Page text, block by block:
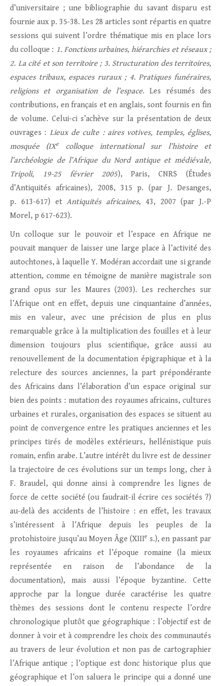
d’universitaire ; une bibliographie du savant disparu est
fournie aux p. 35-38. Les 28 articles sont répartis en quatre
sessions qui suivent l’ordre thématique mis en place lors
du colloque : 1. Fonctions urbaines, hiérarchies et réseaux ;
2. La cité et son territoire ; 3. Structuration des territoires,
espaces tribaux, espaces ruraux ; 4. Pratiques funéraires,
religions et organisation de l’espace. Les résumés des
contributions, en français et en anglais, sont fournis en fin
de volume. Celui-ci s’achève sur la présentation de deux
ouvrages : Lieux de culte : aires votives, temples, églises,
mosquée (IXe
colloque international sur l’histoire et
l’archéologie de l’Afrique du Nord antique et médiévale,
Tripoli, 19-25 février 2005), Paris, CNRS (Études
d’Antiquités africaines), 2008, 315 p. (par J. Desanges,
p. 613-617) etAntiquités africaines, 43, 2007 (par J.-P
Morel, p 617-623).
Un colloque sur le pouvoir et l’espace en Afrique ne
pouvait manquer de laisser une large place à l’activité des
autochtones, à laquelle Y. Modéran accordait une si grande
attention, comme en témoigne de manière magistrale son
grand opus sur les Maures (2003). Les recherches sur
l’Afrique ont en effet, depuis une cinquantaine d’années,
mis en valeur, avec une précision de plus en plus
remarquable grâce à la multiplication des fouilles et à leur
dimension toujours plus scientifique, grâce aussi au
renouvellement de la documentation épigraphique et à la
relecture des sources anciennes, la part prépondérante
des Africains dans l’élaboration d’un espace original sur
bien des points : mutation des royaumes africains, cultures
urbaines et rurales, organisation des espaces se situent au
point de convergence entre les pratiques anciennes et les
principes tirés de modèles extérieurs, hellénistique puis
romain, enfin arabe. L’autre intérêt du livre est de dessiner
la trajectoire de ces évolutions sur un temps long, cher à
F. Braudel, qui donne ainsi à comprendre les lignes de
force de cette société (ou faudrait-il écrire ces sociétés ?)
au-delà des accidents de l’histoire : en effet, les travaux
s’intéressent à l’Afrique depuis les peuples de la
protohistoire jusqu’au Moyen Âge (XIIIe s.), en passant par
les royaumes africains et l’époque romaine (la mieux
représentée en raison de l’abondance de la
documentation), mais aussi l’époque byzantine. Cette
approche par la longue durée caractérise les quatre
thèmes des sessions dont le contenu respecte l’ordre
chronologique plutôt que géographique : l’objectif est de
donner à voir et à comprendre les choix des communautés
au travers de leur évolution et non pas de cartographier
l’Afrique antique ; l’optique est donc historique plus que
géographique et l’on saluera le principe qui a donné une